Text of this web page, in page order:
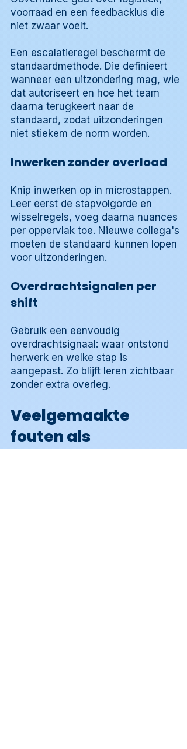
voorraad en een feedbacklus die
niet zwaar voelt.
Een escalatieregel beschermt de
standaardmethode. Die definieert
wanneer een uitzondering mag, wie
dat autoriseert en hoe het team
daarna terugkeert naar de
standaard, zodat uitzonderingen
niet stiekem de norm worden.
Inwerken zonder overload
Knip inwerken op in microstappen.
Leer eerst de stapvolgorde en
wisselregels, voeg daarna nuances
per oppervlak toe. Nieuwe collega's
moeten de standaard kunnen lopen
voor uitzonderingen.
Overdrachtsignalen per
shift
Gebruik een eenvoudig
overdrachtsignaal: waar ontstond
herwerk en welke stap is
aangepast. Zo blijft leren zichtbaar
zonder extra overleg.
Veelgemaakte
fouten als